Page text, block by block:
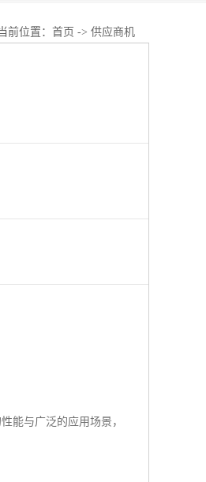
前位置： 首页 -> 供应商机
能与广泛的应用场景，